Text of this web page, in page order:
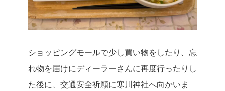
ショッピングモールで少し買い物をしたり、忘
れ物を届けにディーラーさんに再度行ったりし
た後に、交通安全祈願に寒川神社へ向かいま